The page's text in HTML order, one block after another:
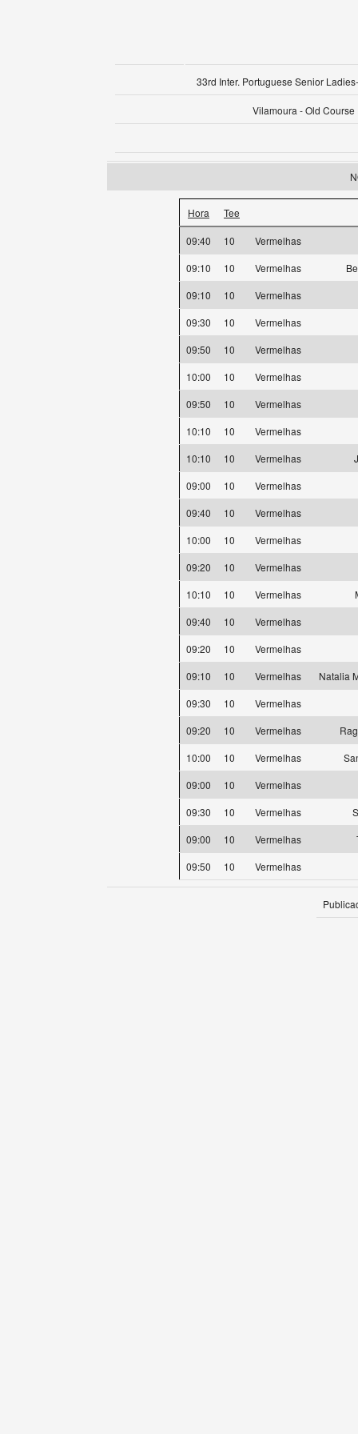
33rd Inter. Portuguese Senior
Vilamoura - Old Course
Hora Tee
09:40 10
Vermelhas
09:10
10 Vermelhas
09:10
10
Vermelhas
09:30
10
Vermelhas
09:50
10
Vermelhas
10:00
10
Vermelhas
09:50
10
Vermelhas
10:10
10
Vermelhas
10:10
10 Vermelhas
09:00
10
Vermelhas
09:40
10
Vermelhas
10:00
10
Vermelhas
09:20
10
Vermelhas
10:10
10 Vermelhas
09:40
10
Vermelhas
09:20
10
Vermelhas
09:10
10 Vermelhas
Natalia
09:30
10
Vermelhas
09:20
10 Vermelhas
10:00
10 Vermelhas
09:00
10
Vermelhas
09:30
10 Vermelhas
09:00
10 Vermelhas
09:50
10 Vermelhas